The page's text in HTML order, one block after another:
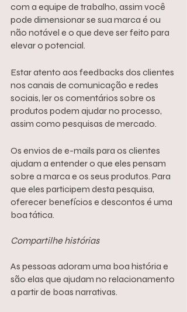
com a equipe de trabalho, assim você
pode dimensionar se sua marca é ou
não notável e o que deve ser feito para
elevar o potencial.
Estar atento aos feedbacks dos clientes
nos canais de comunicação e redes
sociais, ler os comentários sobre os
produtos podem ajudar no processo,
assim como pesquisas de mercado.
Os envios de e-mails para os clientes
ajudam a entender o que eles pensam
sobre a marca e os seus produtos. Para
que eles participem desta pesquisa,
oferecer benefícios e descontos é uma
boa tática.
Compartilhe histórias
As pessoas adoram uma boa história e
são elas que ajudam no relacionamento
a partir de boas narrativas.